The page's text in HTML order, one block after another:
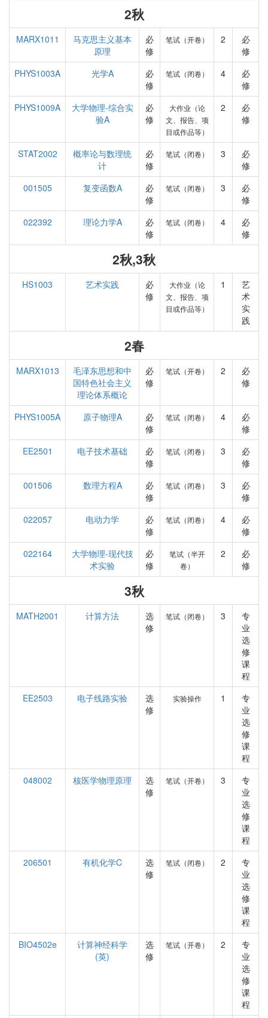
2秋
MARX1011
马克思主义基本
原理
必
修
笔试（开卷） 2
必
修
PHYS1003A
光学A
必
修
笔试（闭卷） 4
必
修
PHYS1009A
大学物理-综合实
验A
必
修
大作业（论
文、报告、项
目或作品等）
2
必
修
STAT2002
概率论与数理统
计
必
修
笔试（闭卷） 3
必
修
001505
复变函数A
必
修
笔试（闭卷） 3
必
修
022392
理论力学A
必
修
笔试（闭卷） 4
必
修
2秋,3秋
HS1003 艺术实践
必
修
大作业（论
文、报告、项
目或作品等）
1
艺
术
实
践
2春
MARX1013
毛泽东思想和中
国特色社会主义
理论体系概论
必
修
笔试（开卷） 2
必
修
PHYS1005A 原子物理A
必
修
笔试（闭卷） 4
必
修
EE2501
电子技术基础
必
修
笔试（闭卷） 3
必
修
001506
数理方程A
必
修
笔试（闭卷） 3
必
修
022057
电动力学
必
修
笔试（闭卷） 4
必
修
022164
大学物理-现代技
术实验
必
修
笔试（半开
卷）
2
必
修
3秋
MATH2001 计算方法
选
修
笔试（闭卷） 3
专
业
选
修
课
程
EE2503
电子线路实验
选
修
实验操作 1
专
业
选
修
课
程
048002
核医学物理原理
选
修
笔试（开卷） 3
专
业
选
修
课
程
206501
有机化学C
选
修
笔试（闭卷） 2
专
业
选
修
课
程
BIO4502e
计算神经科学
(英)
选
修
笔试（开卷） 2
专
业
选
修
课
程